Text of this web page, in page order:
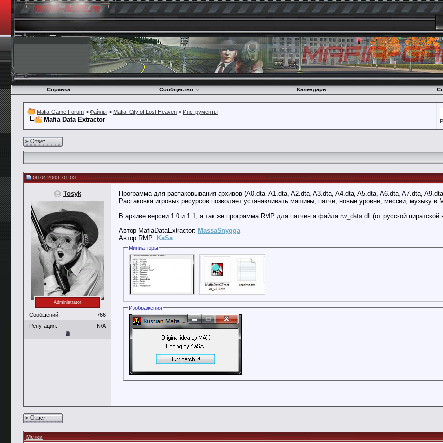
Справка Сообщество Календарь
Mafia-Game Forum > Файлы > Mafia: City of Lost Heaven > Инструменты
Mafia Data Extractor
Ответ
08.04.2003, 01:03
Tosyk
Administrator
Сообщений:
766
Репутация:
N/A
Программа для распаковывания архивов (A0.dta, A1.dta, A2.dta, A3.dta, A4.dta, A5.dta, A6.dta, A7.dta,
Распаковка игровых ресурсов позволяет устанавливать машины, патчи, новые уровни, миссии, музыку в
В архиве версии 1.0 и 1.1, а так же программа RMP для патчинга файла rw_data.dll
(от русской
Автор MafiaDataExtractor: MassaSnygga
Автор RMP: KaSa
Миниатюры
Изображения
Ответ
Метки